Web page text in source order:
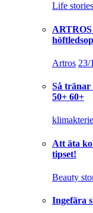
Life stories
ARTROS
Artros 23/
Så
50+ 60+
Att äta
tipset!
Beauty
Ingefära